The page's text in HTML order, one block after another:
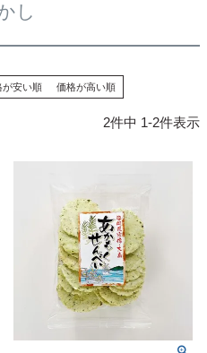
し
が安い順 価格が高い順
2件中 1-2件表示